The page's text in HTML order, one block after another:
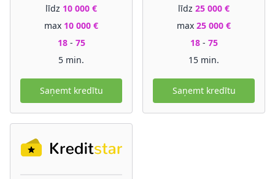
līdz 10 000 €
max 10 000 €
18- 75
5 min.
Saņemt kredītu
līdz 25 000 €
max 25 000 €
18- 75
15 min.
Saņemt kredītu